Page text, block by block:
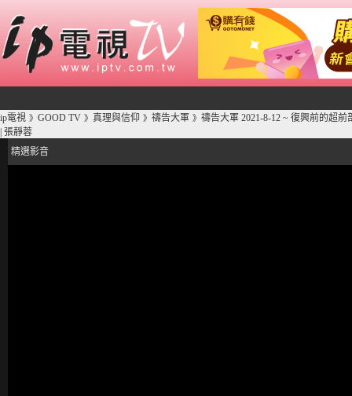
ip電視 》 GOOD TV 》 真理與信仰 》 禱告大軍 》 禱告大軍 2021-8-12 ~ 復興前的超
| 張靜蓉
精選影音